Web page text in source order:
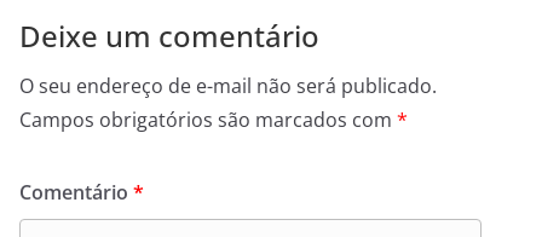
Deixe um comentário
O seu endereço de e-mail não será publicado.
Campos obrigatórios são marcados com *
Comentário *